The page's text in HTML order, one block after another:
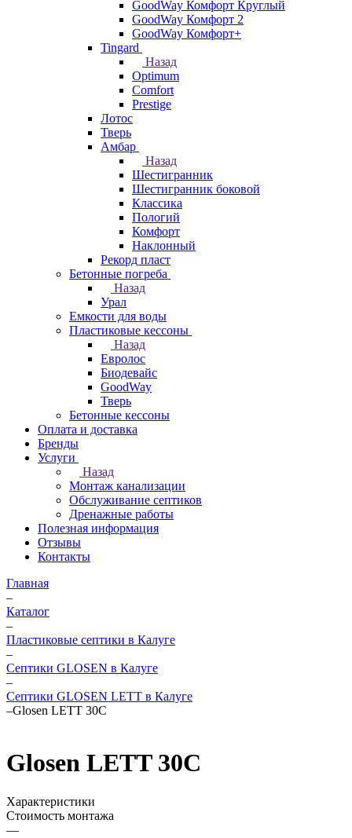
GoodWay Комфорт Круглый
GoodWay Комфорт 2
GoodWay Комфорт+
Tingard
Назад
Optimum
Comfort
Prestige
Лотос
Тверь
Амбар
Назад
Шестигранник
Шестигранник боковой
Классика
Пологий
Комфорт
Наклонный
Рекорд пласт
Бетонные погреба
Назад
Урал
Емкости для воды
Пластиковые кессоны
Назад
Евролос
Биодевайс
GoodWay
Тверь
Бетонные кессоны
Оплата и доставка
Бренды
Услуги
Назад
Монтаж канализации
Обслуживание септиков
Дренажные работы
Полезная информация
Отзывы
Контакты
Главная
–
Каталог
–
Пластиковые септики в Калуге
–
Септики GLOSEN в Калуге
–
Септики GLOSEN LETT в Калуге
–Glosen LETT 30С
Glosen LETT 30С
Характеристики
Стоимость монтажа
—